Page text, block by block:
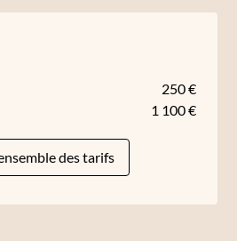
250 €
1 100 €
des tarifs